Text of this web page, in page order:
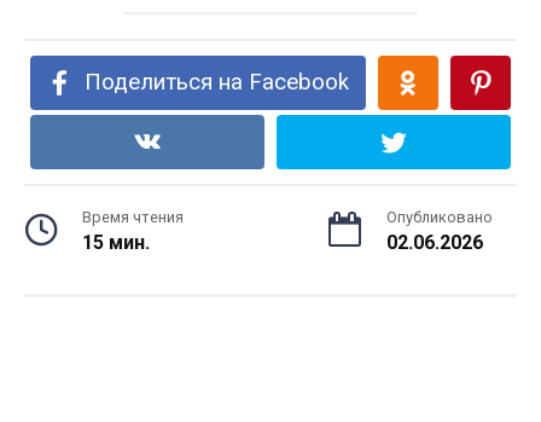
Поделиться на Facebook
Время чтения
15 мин.
Опубликовано
02.06.2026